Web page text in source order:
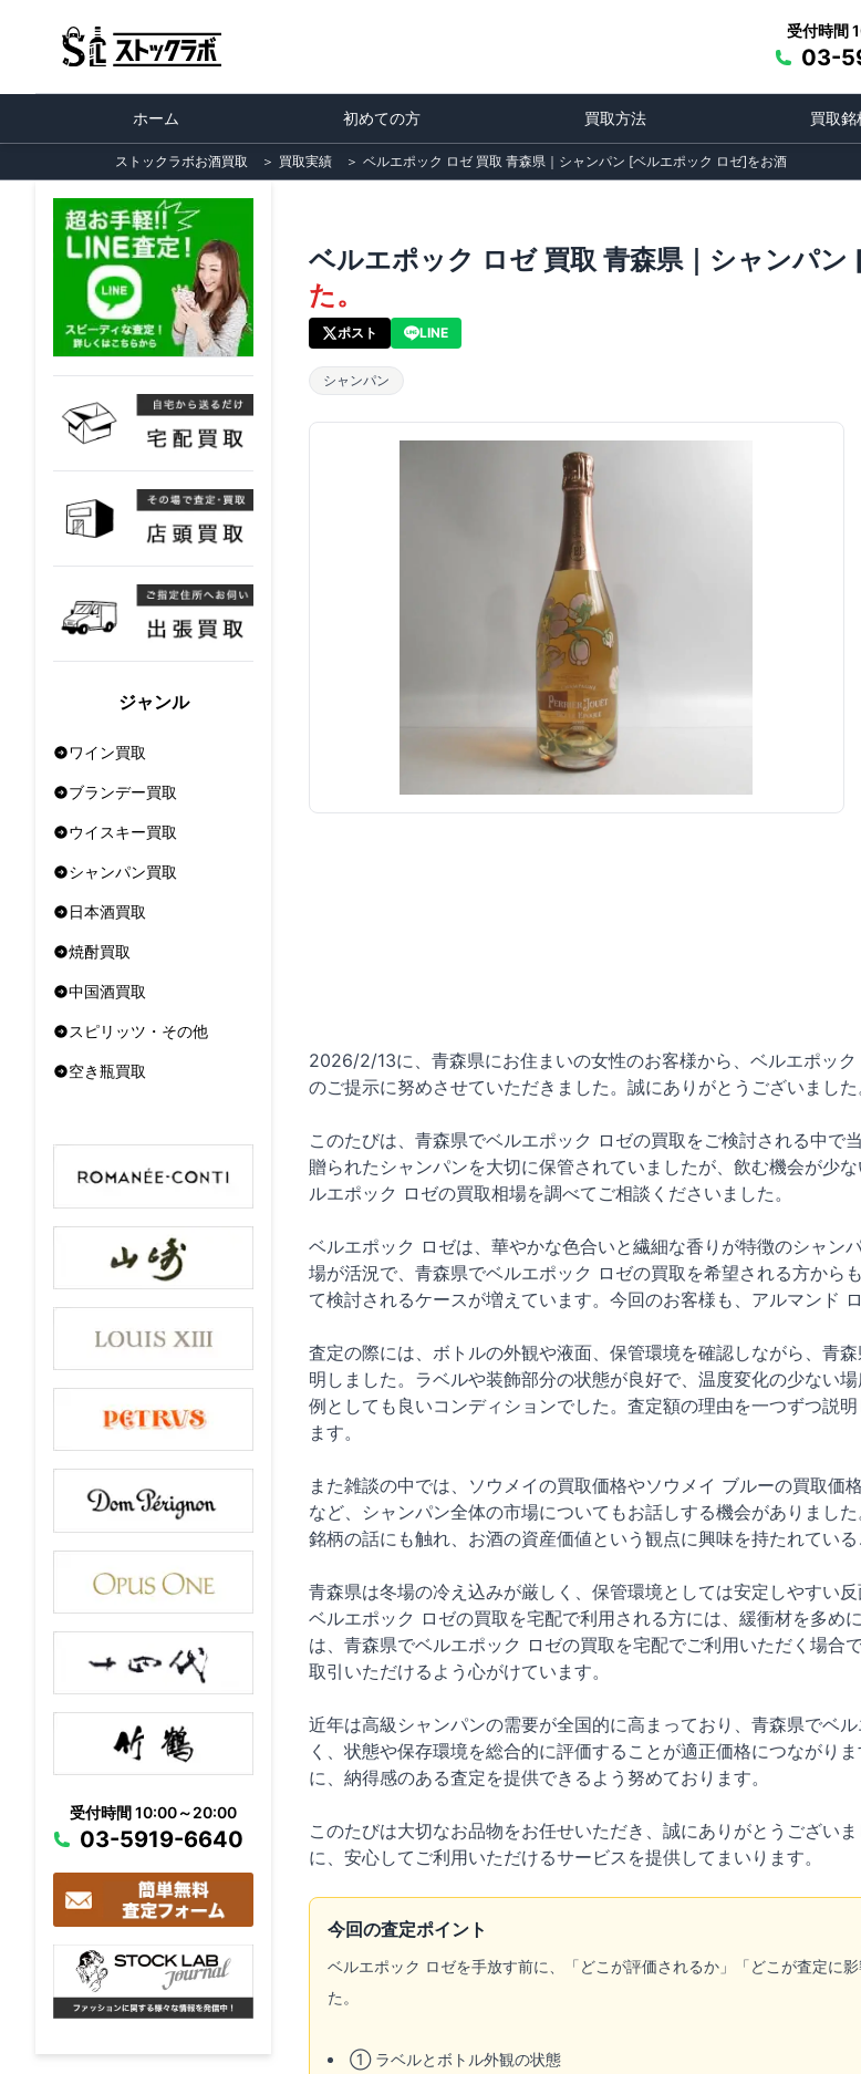
受付時間
03-
ホーム 初めての方 買取方法 買取銘
ストックラボお酒買取 ＞ 買取実績 ＞ ベルエポック ロゼ 買取 青森県｜シャンパン [ベルエポック ロゼ]をお酒
ジャンル
ワイン買取
ブランデー買取
ウイスキー買取
シャンパン買取
日本酒買取
焼酎買取
中国酒買取
スピリッツ・その他
空き瓶買取
受付時間 10:00～20:00
03-5919-6640
ベルエポック ロゼ 買取 青森県｜シャンパ
た。
ポスト LINE
シャンパン
2026/2/13に、青森県にお住まいの女性のお客様から、ベルエポッ
のご提示に努めさせていただきました。誠にありがとうございました
このたびは、青森県でベルエポック ロゼの買取をご検討される中
贈られたシャンパンを大切に保管されていましたが、飲む機会が少
ルエポック ロゼの買取相場を調べてご相談くださいました。
ベルエポック ロゼは、華やかな色合いと繊細な香りが特徴のシャ
場が活況で、青森県でベルエポック ロゼの買取を希望される方か
て検討されるケースが増えています。今回のお客様も、アルマンド
査定の際には、ボトルの外観や液面、保管環境を確認しながら、青
明しました。ラベルや装飾部分の状態が良好で、温度変化の少ない
例としても良いコンディションでした。査定額の理由を一つずつ説
ます。
また雑談の中では、ソウメイの買取価格やソウメイ ブルーの買取
など、シャンパン全体の市場についてもお話しする機会がありまし
銘柄の話にも触れ、お酒の資産価値という観点に興味を持たれている
青森県は冬場の冷え込みが厳しく、保管環境としては安定しやすい
ベルエポック ロゼの買取を宅配で利用される方には、緩衝材を多
は、青森県でベルエポック ロゼの買取を宅配でご利用いただく場
取引いただけるよう心がけています。
近年は高級シャンパンの需要が全国的に高まっており、青森県でベ
く、状態や保存環境を総合的に評価することが適正価格につながり
に、納得感のある査定を提供できるよう努めております。
このたびは大切なお品物をお任せいただき、誠にありがとうござい
に、安心してご利用いただけるサービスを提供してまいります。
今回の査定ポイント
ベルエポック ロゼを手放す前に、「どこが評価されるか」「どこが査定に
た。
① ラベルとボトル外観の状態